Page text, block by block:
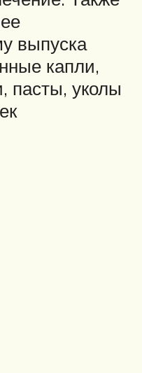
выпуска
капли,
пасты, уколы